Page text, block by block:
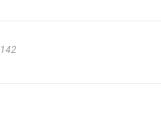
142